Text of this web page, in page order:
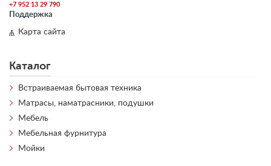
+7 952 13 29 790
Поддержка
Карта сайта
Каталог
Встраиваемая бытовая техника
Матрасы, наматрасники, подушки
Мебель
Мебельная фурнитура
Мойки